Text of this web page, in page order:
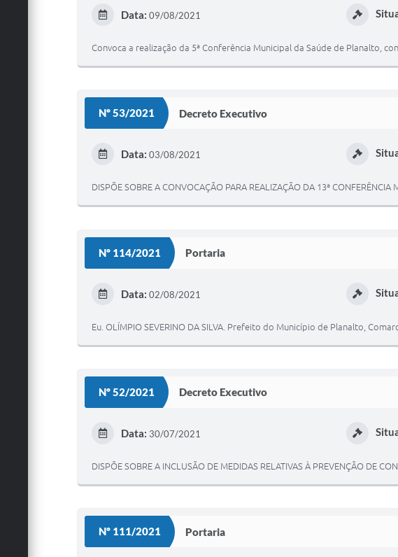
Data: 09/08/2021
Convoca a realização da 5ª Conferência Municipal da Saúde de Planalto,
Nº 53/2021 Decreto Executivo
Data: 03/08/2021
DISPÕE SOBRE A CONVOCAÇÃO PARA REALIZAÇÃO DA 13ª CONFERÊNCIA
Nº 114/2021 Portaria
Data: 02/08/2021
Eu. OLÍMPIO SEVERINO DA SILVA. Prefeito do Município de Planalto,
Nº 52/2021 Decreto Executivo
Data: 30/07/2021
DISPÕE SOBRE A INCLUSÃO DE MEDIDAS RELATIVAS À PREVENÇÃO DE
Nº 111/2021 Portaria